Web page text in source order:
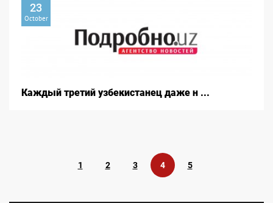
23
October
Каждый третий узбекистанец даже н ...
1 2 3 4 5